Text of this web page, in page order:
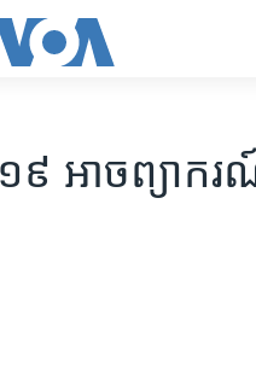
៩​ អាច​ព្យាក